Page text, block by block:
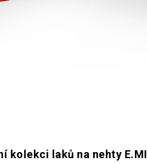
kolekci laků na nehty